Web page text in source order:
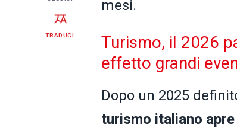
TRADUCI
mesi.
Turismo, il 2026
effetto grandi
Dopo un 2025
turismo italiano